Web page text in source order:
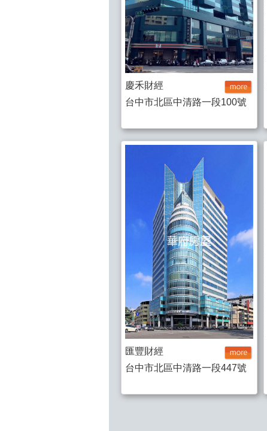
慶禾財經
台中市北區中清路一段100號
匯豐財經
台中市北區中清路一段447號